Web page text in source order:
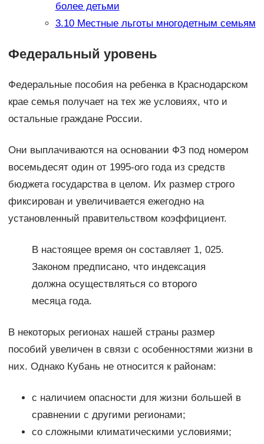
более детьми
3.10Местные льготы многодетным семьям
Федеральный уровень
Федеральные пособия на ребенка в Краснодарском
крае семья получает на тех же условиях, что и
остальные граждане России.
Они выплачиваются на основании ФЗ под номером
восемьдесят один от 1995-ого года из средств
бюджета государства в целом. Их размер строго
фиксирован и увеличивается ежегодно на
установленный правительством коэффициент.
В настоящее время он составляет 1, 025.
Законом предписано, что индексация
должна осуществляться со второго
месяца года.
В некоторых регионах нашей страны размер
пособий увеличен в связи с особенностями жизни в
них. Однако Кубань не относится к районам:
с наличием опасности для жизни большей в
сравнении с другими регионами;
со сложными климатическими условиями;